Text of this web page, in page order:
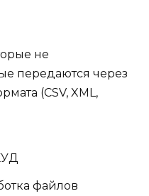
не
передаются через
(CSV, XML,
файлов